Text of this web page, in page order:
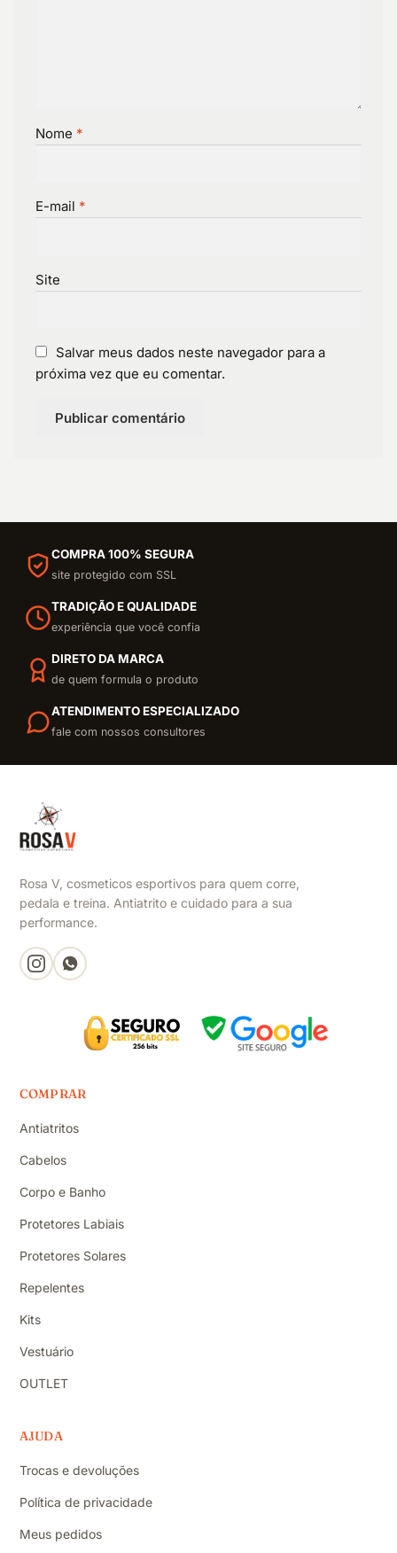
Nome *
E-mail *
Site
Salvar meus dados neste navegador para a
próxima vez que eu comentar.
COMPRA 100% SEGURA
site protegido com SSL
TRADIÇÃO E QUALIDADE
experiência que você confia
DIRETO DA MARCA
de quem formula o produto
ATENDIMENTO ESPECIALIZADO
fale com nossos consultores
Rosa V, cosmeticos esportivos para quem corre,
pedala e treina. Antiatrito e cuidado para a sua
performance.
COMPRAR
Antiatritos
Cabelos
Corpo e Banho
Protetores Labiais
Protetores Solares
Repelentes
Kits
Vestuário
OUTLET
AJUDA
Trocas e devoluções
Política de privacidade
Meus pedidos